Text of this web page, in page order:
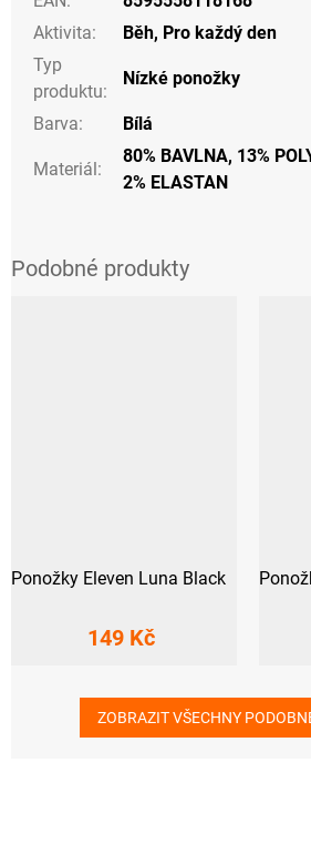
Aktivita: Běh, Pro každý den
Typ
produktu:
Nízké ponožky
Barva: Bílá
Materiál:
80% BAVLNA, 13%
2% ELASTAN
Ponožky Eleven Luna Black
149 Kč
ZOBRAZIT VŠECHNY